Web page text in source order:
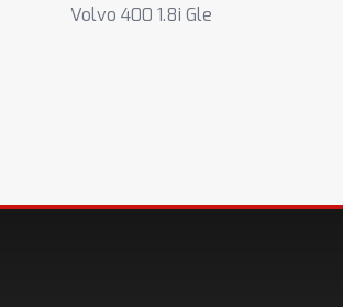
Volvo 400 1.8i Gle